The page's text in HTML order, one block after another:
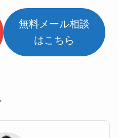
無料メール相談
はこちら